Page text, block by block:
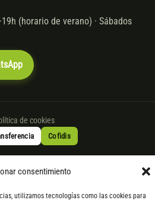
consentimiento
utilizamos tecnologías como las cookies para
(horario de verano) · Sábados
de cookies
Cofidis
Cofidis hasta 6.000 € sin intereses.